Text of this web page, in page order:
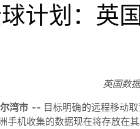
计划：英
英国数
湾市 -- 目标明确的远程移动
手机收集的数据现在将存放在